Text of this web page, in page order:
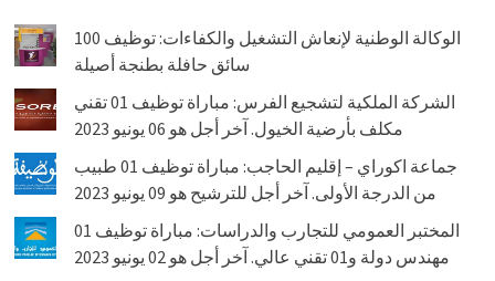
الوكالة الوطنية لإنعاش التشغيل والكفاءات: توظيف 100
سائق حافلة بطنجة أصيلة
الشركة الملكية لتشجيع الفرس: مباراة توظيف 01 تقني
مكلف بأرضية الخيول. آخر أجل هو 06 يونيو 2023
جماعة اكوراي – إقليم الحاجب: مباراة توظيف 01 طبيب
من الدرجة الأولى. آخر أجل للترشيح هو 09 يونيو 2023
المختبر العمومي للتجارب والدراسات: مباراة توظيف 01
مهندس دولة و01 تقني عالي. آخر أجل هو 02 يونيو 2023